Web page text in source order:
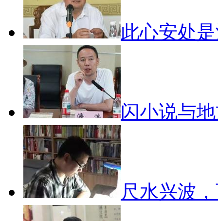
此心安处
闪小说与
尺水兴波